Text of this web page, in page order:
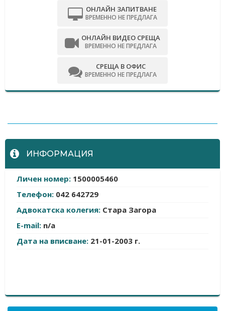
ОНЛАЙН ЗАПИТВАНЕ
ВРЕМЕННО НЕ ПРЕДЛАГА
ОНЛАЙН ВИДЕО СРЕЩА
ВРЕМЕННО НЕ ПРЕДЛАГА
СРЕЩА В ОФИС
ВРЕМЕННО НЕ ПРЕДЛАГА
ИНФОРМАЦИЯ
Личен номер: 1500005460
Телефон: 042 642729
Адвокатска колегия: Стара Загора
E-mail: n/a
Дата на вписване: 21-01-2003 г.